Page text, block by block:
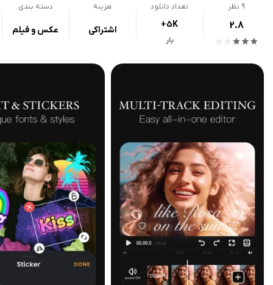
9 نظر
2.8
تعداد دانلود
+5K
بار
هزینه
اشتراکی
دسته بندی
عکس و فیلم